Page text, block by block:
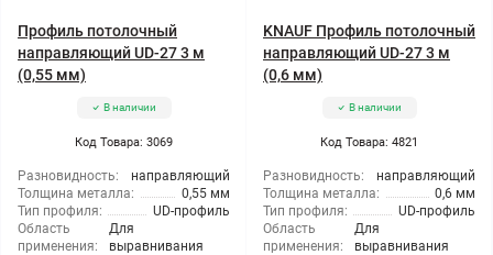
Профиль потолочный
направляющий UD-27 3 м
(0,55 мм)
В наличии
Код Товара: 3069
Разновидность:
направляющий
Толщина металла:
0,55 мм
Тип профиля:
UD-профиль
Область
применения:
Для
выравнивания
KNAUF Профиль потолочный
направляющий UD-27 3 м
(0,6 мм)
В наличии
Код Товара: 4821
Разновидность:
направляющий
Толщина металла:
0,6 мм
Тип профиля:
UD-профиль
Область
применения:
Для
выравнивания